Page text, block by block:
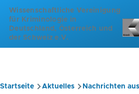
Direkt zum Inhalt
Wissenschaftliche Vereinigung
für Kriminologie in
Deutschland, Österreich und
der Schweiz e.V.
Pfadnavigation
Startseite Aktuelles Nachrichten